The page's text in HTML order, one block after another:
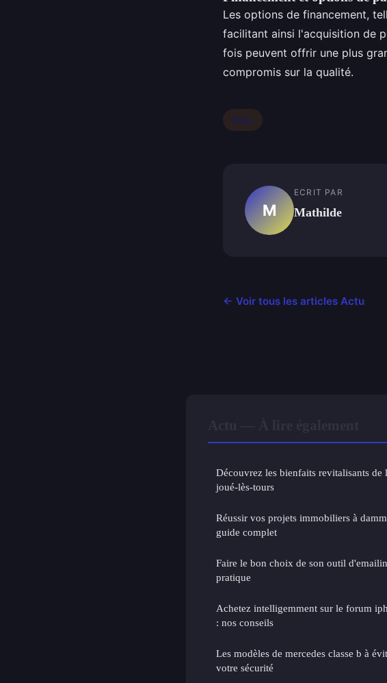
Les options de financement,
facilitant ainsi l'acquisition de
fois peuvent offrir une plus
compromis sur la qualité.
Actu
M
ECRIT PAR
Mathilde
← Voir tous les articles Actu
Découvrez les bienfaits revitalisants de
joué-lès-tours
Réussir vos projets immobiliers à
guide complet
Faire le bon choix de son outil
pratique
Achetez intelligemment sur le forum
: nos conseils
Les modèles de mercedes classe b à
votre sécurité